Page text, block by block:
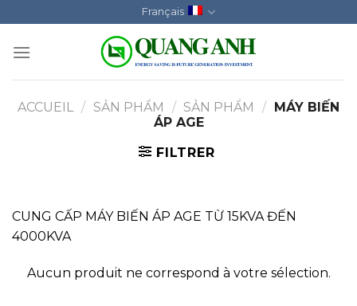
to
content
Français
ACCUEIL / SẢN PHẨM / SẢN PHẨM / MÁY BIẾN
ÁP AGE
FILTRER
CUNG CẤP MÁY BIẾN ÁP AGE TỪ 15KVA ĐẾN
4000KVA
Aucun produit ne correspond à votre sélection.